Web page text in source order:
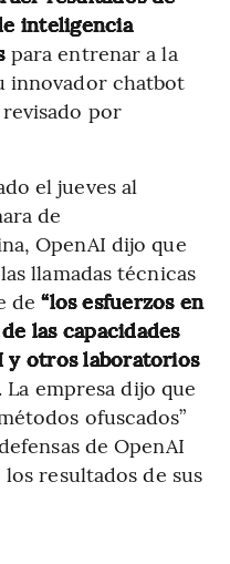
inteligencia
para entrenar a la
innovador chatbot
por
el jueves al
de
OpenAI dijo que
llamadas técnicas
de“los esfuerzos en
las capacidades
y otros laboratorios
La empresa dijo que
ofuscados”
de OpenAI
resultados de sus